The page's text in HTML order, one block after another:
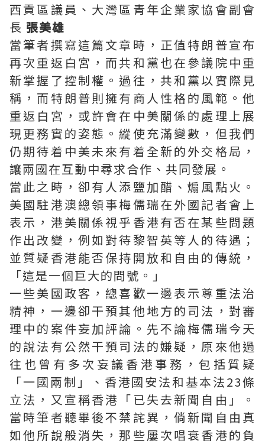
西貢區議員、大灣區青年企業家協會副會
長 張美雄
當筆者撰寫這篇文章時，正值特朗普宣布
再次重返白宮，而共和黨也在參議院中重
新掌握了控制權。過往，共和黨以實際見
稱，而特朗普則擁有商人性格的風範。他
重返白宮，或許會在中美關係的處理上展
現更務實的姿態。縱使充滿變數，但我們
仍期待着中美未來有着全新的外交格局，
讓兩國在互動中尋求合作、共同發展。
當此之時，卻有人添鹽加醋、煽風點火。
美國駐港澳總領事梅儒瑞在外國記者會上
表示，港美關係視乎香港有否在某些問題
作出改變，例如對待黎智英等人的待遇；
並質疑香港能否保持開放和自由的傳統，
「這是一個巨大的問號。」
一些美國政客，總喜歡一邊表示尊重法治
精神，一邊卻干預其他地方的司法，對審
理中的案件妄加評論。先不論梅儒瑞今天
的說法有公然干預司法的嫌疑，原來他過
往也曾有多次妄議香港事務，包括質疑
「一國兩制」、香港國安法和基本法23條
立法，又宣稱香港「已失去新聞自由」。
當時筆者聽畢後不禁詫異，倘新聞自由真
如他所說般消失，那些屢次唱衰香港的負